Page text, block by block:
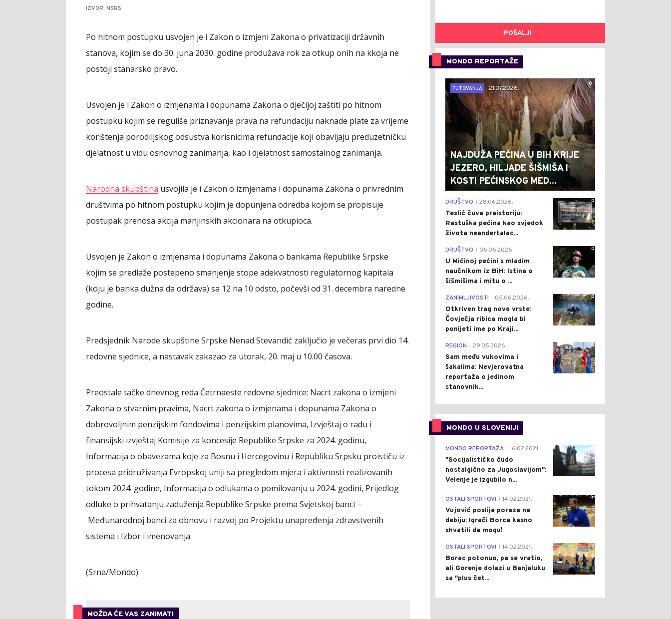
IZVOR: NSRS
Po hitnom postupku usvojen je i Zakon o izmjeni Zakona o privatizaciji državnih
stanova, kojim se do 30. juna 2030. godine produžava rok za otkup onih na kkoja ne
postoji stanarsko pravo.
Usvojen je i Zakon o izmjenama i dopunama Zakona o dječijoj zaštiti po hitnom
postupku kojim se reguliše priznavanje prava na refundaciju naknade plate za vrijeme
korištenja porodiljskog odsustva korisnicima refundacije koji obavljaju preduzetničku
djelatnost u vidu osnovnog zanimanja, kao i djelatnost samostalnog zanimanja.
Narodna skupština usvojila je i Zakon o izmjenama i dopunama Zakona o privrednim
društvima po hitnom postupku kojim je dopunjena odredba kojom se propisuje
postupak prenosa akcija manjinskih akcionara na otkupioca.
Usvojen je Zakon o izmjenama i dopunama Zakona o bankama Republike Srpske
kojim se predlaže postepeno smanjenje stope adekvatnosti regulatornog kapitala
(koju je banka dužna da održava) sa 12 na 10 odsto, počevši od 31. decembra naredne
godine.
Predsjednik Narode skupštine Srpske Nenad Stevandić zaključio je večeras prvi dio 14.
redovne sjednice, a nastavak zakazao za utorak, 20. maj u 10.00 časova.
Preostale tačke dnevnog reda Četrnaeste redovne sjednice: Nacrt zakona o izmjeni
Zakona o stvarnim pravima, Nacrt zakona o izmjenama i dopunama Zakona o
dobrovoljnim penzijskim fondovima i penzijskim planovima, Izvještaj o radu i
finansijski izvještaj Komisije za koncesije Republike Srpske za 2024. godinu,
Informacija o obavezama koje za Bosnu i Hercegovinu i Republiku Srpsku proističu iz
procesa pridruživanja Evropskoj uniji sa pregledom mjera i aktivnosti realizovanih
tokom 2024. godine, Informacija o odlukama o pomilovanju u 2024. godini, Prijedlog
odluke o prihvatanju zaduženja Republike Srpske prema Svjetskoj banci –
Međunarodnoj banci za obnovu i razvoj po Projektu unapređenja zdravstvenih
sistema i Izbor i imenovanja.
(Srna/Mondo)
MOŽDA ĆE VAS ZANIMATI
POŠALJI
MONDO REPORTAŽE
0
PUTOVANJA
21.07.2026.
NAJDUŽA PEĆINA U BIH KRIJE
JEZERO, HILJADE ŠIŠMIŠA I
KOSTI PEĆINSKOG MED...
0
DRUŠTVO 28.06.2026.
Teslić čuva praistoriju:
Rastuška pećina kao svjedok
života neandertalac...
0
DRUŠTVO 06.06.2026.
U Mićinoj pećini s mladim
naučnikom iz BiH: Istina o
šišmišima i mitu o ...
0
ZANIMLJIVOSTI 05.06.2026.
Otkriven trag nove vrste:
Čovječja ribica mogla bi
ponijeti ime po Kraji...
0
REGION 29.05.2026.
Sam među vukovima i
šakalima: Nevjerovatna
reportaža o jedinom
stanovnik...
MONDO U SLOVENIJI
4
MONDO REPORTAŽA 16.02.2021.
"Socijalističko čudo
nostalgično za Jugoslavijom":
Velenje je izgubilo n...
1
OSTALI SPORTOVI 14.02.2021.
Vujović poslije poraza na
debiju: Igrači Borca kasno
shvatili da mogu!
3
OSTALI SPORTOVI 14.02.2021.
Borac potonuo, pa se vratio,
ali Gorenje dolazi u Banjaluku
sa "plus čet...